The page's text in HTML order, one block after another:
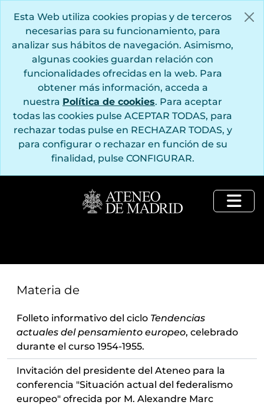
Esta Web utiliza cookies propias y de terceros
necesarias para su funcionamiento, para
analizar sus hábitos de navegación. Asimismo,
algunas cookies guardan relación con
funcionalidades ofrecidas en la web. Para
obtener más información, acceda a
nuestra Política de cookies. Para aceptar
todas las cookies pulse ACEPTAR TODAS, para
rechazar todas pulse en RECHAZAR TODAS, y
para configurar o rechazar en función de su
finalidad, pulse CONFIGURAR.
Materia de
Folleto informativo del ciclo Tendencias
actuales del pensamiento europeo, celebrado
durante el curso 1954-1955.
Invitación del presidente del Ateneo para la
conferencia "Situación actual del federalismo
europeo" ofrecida por M. Alexandre Marc